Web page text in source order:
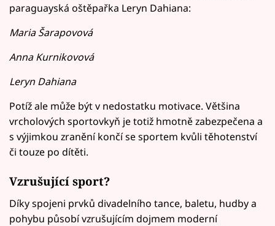
paraguayská oštěpařka Leryn Dahiana:
Maria Šarapovová
Anna Kurnikovová
Leryn Dahiana
Potíž ale může být v nedostatku motivace. Většina
vrcholových sportovkyň je totiž hmotně zabezpečena a
s výjimkou zranění končí se sportem kvůli těhotenství
či touze po dítěti.
Vzrušující sport?
Díky spojeni prvků divadelního tance, baletu, hudby a
pohybu působí vzrušujícím dojmem moderní